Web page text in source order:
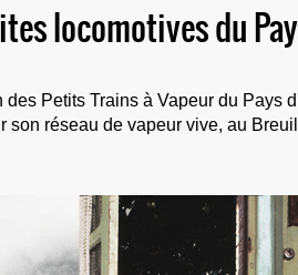
locomotives du
Petits Trains à Vapeur du Pays
son réseau de vapeur vive, au